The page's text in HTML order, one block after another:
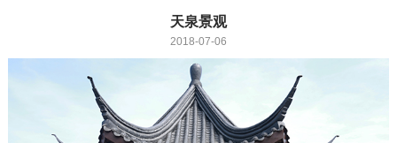
天泉景观
2018-07-06